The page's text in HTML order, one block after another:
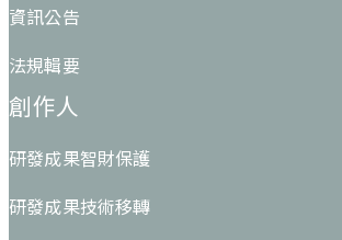
資訊公告
法規輯要
創作人
研發成果智財保護
研發成果技術移轉